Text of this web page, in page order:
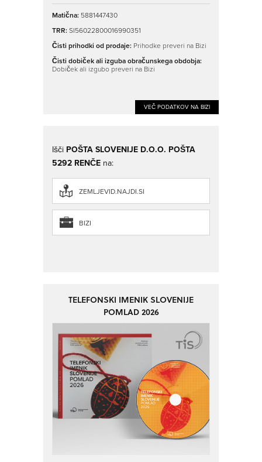
Matična: 5881447430
TRR:SI56022800016990351
Čisti prihodki od prodaje: Prihodke preveri na Bizi
Čisti dobiček ali izguba obračunskega obdobja:
Dobiček ali izgubo preveri na Bizi
VEČ PODATKOV NA BIZI
Išči POŠTA SLOVENIJE D.O.O. POŠTA
5292 RENČE na:
ZEMLJEVID.NAJDI.SI
BIZI
TELEFONSKI IMENIK SLOVENIJE
POMLAD 2026